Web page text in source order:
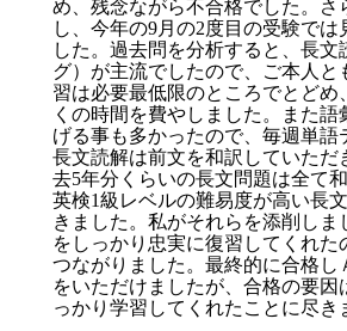
め、残念ながら不合格でした。さ
し、今年の9月の2度目の受験では
した。過去問を分析すると、長文
グ）が主流でしたので、ご本人と
習は必要最低限のところでとどめ
くの時間を費やしました。また
げる事も多かったので、毎週単語
長文読解は前文を和訳していただ
去5年分くらいの長文問題は全て
英検1級レベルの難易度が高い長
きました。私がそれらを添削し
をしっかり忠実に復習してくれた
つながりました。最終的に合格し
をいただけましたが、合格の要因
っかり学習してくれたことに尽き